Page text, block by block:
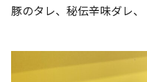
豚のタレ、秘伝辛味ダレ、